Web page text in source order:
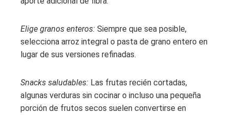
Elige granos enteros: Siempre que sea posible,
selecciona arroz integral o pasta de grano entero en
lugar de sus versiones refinadas.
Snacks saludables: Las frutas recién cortadas,
algunas verduras sin cocinar o incluso una pequeña
porción de frutos secos suelen convertirse en